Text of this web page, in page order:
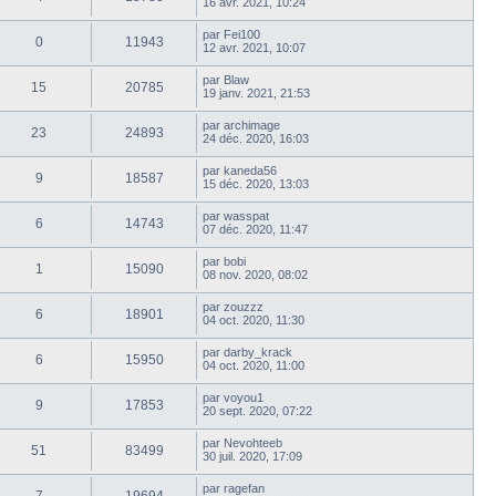
0 11943 par Fei100
12 avr. 2021, 10:07
15 20785 par Blaw
19 janv. 2021, 21:53
23 24893 par archimage
24 déc. 2020, 16:03
9 18587 par kaneda56
15 déc. 2020, 13:03
6 14743 par wasspat
07 déc. 2020, 11:47
1 15090 par bobi
08 nov. 2020, 08:02
6 18901 par zouzzz
04 oct. 2020, 11:30
6 15950 par darby_krack
04 oct. 2020, 11:00
9 17853 par voyou1
20 sept. 2020, 07:22
51 83499 par Nevohteeb
30 juil. 2020, 17:09
par ragefan